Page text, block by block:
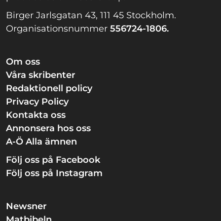
Birger Jarlsgatan 43, 111 45 Stockholm.
Organisationsnummer 556724-1806.
Om oss
Våra skribenter
Redaktionell policy
Privacy Policy
Kontakta oss
Annonsera hos oss
A-Ö Alla ämnen
Följ oss på Facebook
Följ oss på Instagram
Newsner